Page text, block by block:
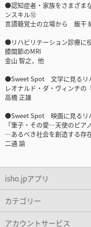
●認知症者・家族をさまざま
ンスキル⑫
言語聴覚士の立場から 飯干
●リハビリテーション診療に
膝関節のMRI
金山 智之，他
●Sweet Spot 文学に見るリ
レオナルド・ダ・ヴィンチ
高橋 正雄
●Sweet Spot 映画に見るリ
「筆子・その愛―天使のピア
―あるべき社会を創造する存
二通 諭
isho.jpアプリ
カテゴリー
アカウントサービス